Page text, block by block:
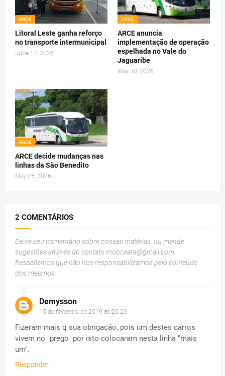
ARCE
Litoral Leste ganha reforço
no transporte intermunicipal
June 17, 2026
ARCE
ARCE anuncia
implementação de operação
espelhada no Vale do
Jaguaribe
May 30, 2026
ARCE
ARCE decide mudanças nas
linhas da São Benedito
May 25, 2026
2 COMENTÁRIOS
Deixe seu comentário sobre nossas matérias, ou mande
sugestões através do contato mobceara@gmail.com
Ressaltamos que não nos responsabilizamos pelo conteúdo
dos mesmos.
Demysson
15 de fevereiro de 2019 às 20:23
Fizeram mais q sua obrigação, pois um destes carros
vivem no "prego" por isto colocaram nesta linha "mais
um".
Responder